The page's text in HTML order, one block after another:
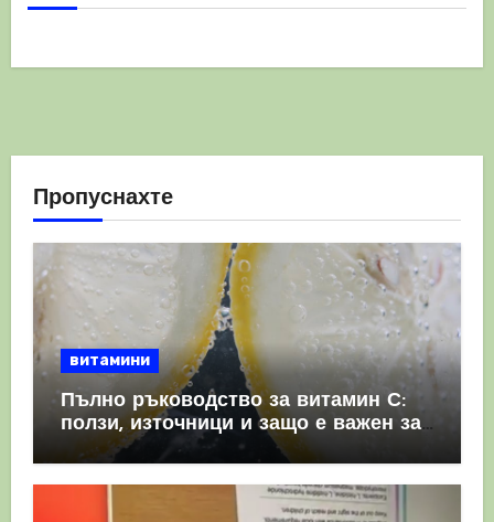
Пропуснахте
витамини
Пълно ръководство за витамин С:
ползи, източници и защо е важен за
имунната система